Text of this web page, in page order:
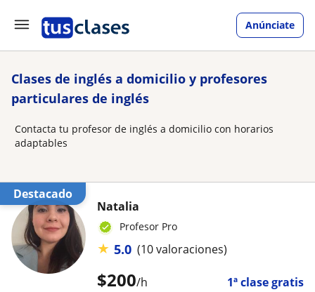
Anúnciate
Clases de inglés a domicilio y profesores
particulares de inglés
Contacta tu profesor de inglés a domicilio con horarios
adaptables
Destacado
$200/h 1ª clase gratis
Natalia
Profesor Pro
★ 5.0 (10 valoraciones)